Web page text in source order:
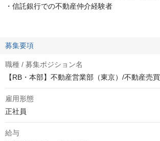
・信託銀行での不動産仲介経験者
募集要項
職種 / 募集ポジション名
【RB・本部】不動産営業部（東京）/不動産売
雇用形態
正社員
給与